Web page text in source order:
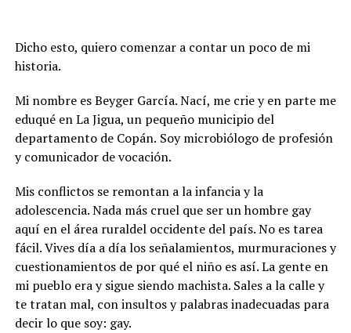
Dicho esto, quiero comenzar a contar un poco de mi
historia.
Mi nombre es Beyger García. Nací, me crie y en parte me
eduqué en La Jigua, un pequeño municipio del
departamento de Copán. Soy microbiólogo de profesión
y comunicador de vocación.
Mis conflictos se remontan a la infancia y la
adolescencia. Nada más cruel que ser un hombre gay
aquí en el área ruraldel occidente del país. No es tarea
fácil. Vives día a día los señalamientos, murmuraciones y
cuestionamientos de por qué el niño es así. La gente en
mi pueblo era y sigue siendo machista. Sales a la calle y
te tratan mal, con insultos y palabras inadecuadas para
decir lo que soy: gay.